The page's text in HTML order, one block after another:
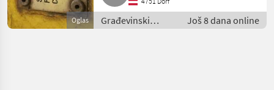
Oglas
Građevinski
strojevi / Mali
Još 8 dana online